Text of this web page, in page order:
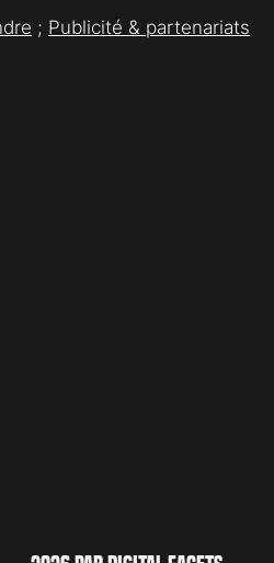
; Publicité & partenariats